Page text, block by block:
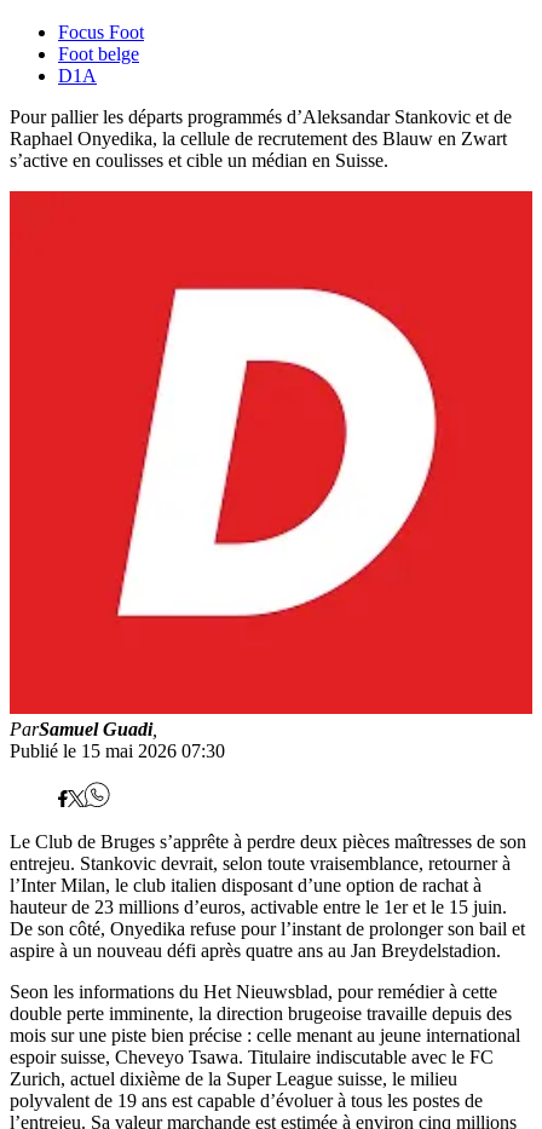
Focus Foot
Foot belge
D1A
Pour pallier les départs programmés d’Aleksandar Stankovic et de
Raphael Onyedika, la cellule de recrutement des Blauw en Zwart
s’active en coulisses et cible un médian en Suisse.
ParSamuel Guadi,
Publié le 15 mai 2026 07:30
Le Club de Bruges s’apprête à perdre deux pièces maîtresses de son
entrejeu. Stankovic devrait, selon toute vraisemblance, retourner à
l’Inter Milan, le club italien disposant d’une option de rachat à
hauteur de 23 millions d’euros, activable entre le 1er et le 15 juin.
De son côté, Onyedika refuse pour l’instant de prolonger son bail et
aspire à un nouveau défi après quatre ans au Jan Breydelstadion.
Seon les informations du Het Nieuwsblad, pour remédier à cette
double perte imminente, la direction brugeoise travaille depuis des
mois sur une piste bien précise : celle menant au jeune international
espoir suisse, Cheveyo Tsawa. Titulaire indiscutable avec le FC
Zurich, actuel dixième de la Super League suisse, le milieu
polyvalent de 19 ans est capable d’évoluer à tous les postes de
l’entrejeu. Sa valeur marchande est estimée à environ cinq millions